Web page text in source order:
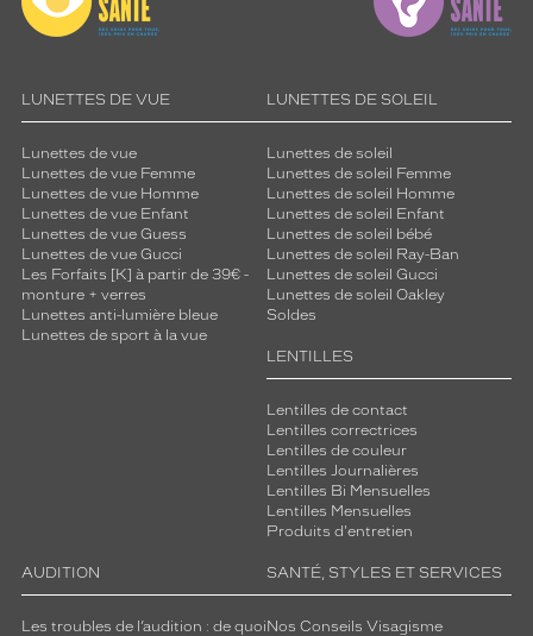
LUNETTES DE VUE
Lunettes de vue
Lunettes de vue Femme
Lunettes de vue Homme
Lunettes de vue Enfant
Lunettes de vue Guess
Lunettes de vue Gucci
Les Forfaits [K] à partir de 39€ -
monture + verres
Lunettes anti-lumière bleue
Lunettes de sport à la vue
LUNETTES DE SOLEIL
Lunettes de soleil
Lunettes de soleil Femme
Lunettes de soleil Homme
Lunettes de soleil Enfant
Lunettes de soleil bébé
Lunettes de soleil Ray-Ban
Lunettes de soleil Gucci
Lunettes de soleil Oakley
Soldes
LENTILLES
Lentilles de contact
Lentilles correctrices
Lentilles de couleur
Lentilles Journalières
Lentilles Bi Mensuelles
Lentilles Mensuelles
Produits d'entretien
AUDITION
Les troubles de l’audition : de quoi
SANTÉ, STYLES ET SERVICES
Nos Conseils Visagisme